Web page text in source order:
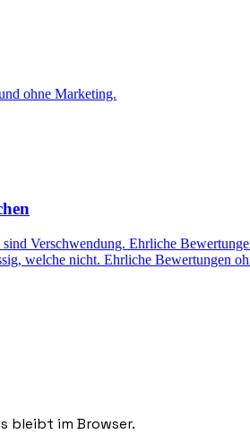
ohne Marketing.
Verschwendung. Ehrliche
welche nicht. Ehrliche Bewertungen
bleibt im Browser.